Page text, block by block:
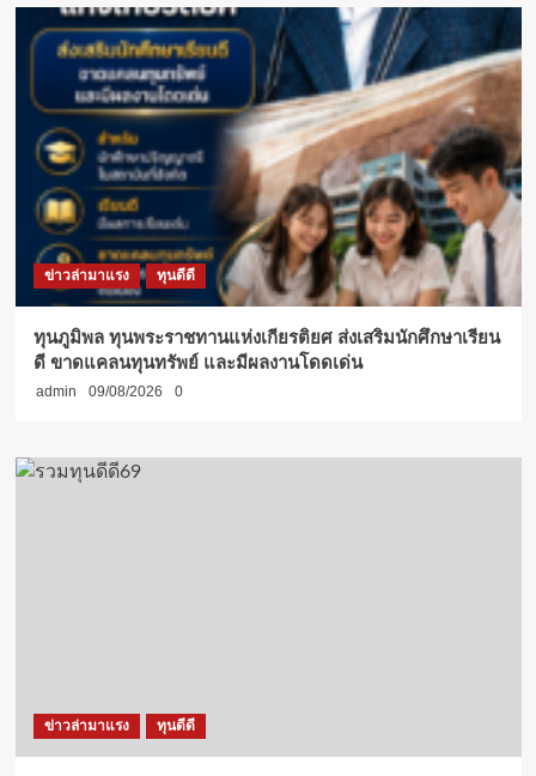
ข่าวล่ามาแรง ทุนดีดี
ทุนภูมิพล ทุนพระราชทานแห่งเกียรติยศ ส่งเสริมนักศึกษาเรียน
ดี ขาดแคลนทุนทรัพย์ และมีผลงานโดดเด่น
admin 09/08/2026 0
ข่าวล่ามาแรง ทุนดีดี